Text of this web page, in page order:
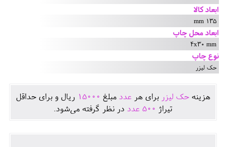
ابعاد کالا
135 mm
ابعاد محل چاپ
4x30 mm
نوع چاپ
حک لیزر
هزينهحک لیزر برای هرعدد مبلغ 15000 ريال و برای حداقل
تيراژ 500 عدد در نظر گرفته می‌شود.